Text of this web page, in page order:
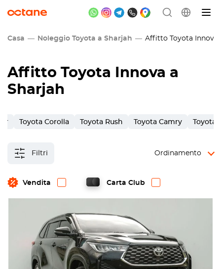
Casa Noleggio Toyota a Sharjah Affitto Toyota Innova
Affitto Toyota Innova a
Sharjah
Toyota Corolla Toyota Rush Toyota Camry Toyota
Filtri
Vendita Carta Club
Ordinamento